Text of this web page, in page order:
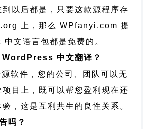
以后都是，只要这款源程序存
上，那么 WPfanyi.com 提
文语言包都是免费的。
WordPress 中文翻译？
软件，您的公司、团队可以无
目上，既可以帮您盈利现在还
，这是互利共生的良性关系。
吗？